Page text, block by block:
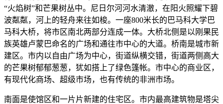
“火焰树”和芒果树丛中。尼日尔河河水清澈，在阳火照耀下碧
波粼粼，河上的轻舟来往如梭。一座800米长的巴马科大学巴
马科大桥，将市区南北两部分连成一体。大桥北侧是以刚果民
族英雄卢蒙巴命名的广场和通往市中心的大道。桥南是城市新
建区。市内以自由广场为中心，街道纵横交错，街道两侧高大
的芒果树郁郁葱葱，犹如搭上了绿色篷帐。市中心的商业区，
有现代化商场、超级市场，也有传统的非洲市场。
南面是使馆区和一片片新建的住宅区。市内最高建筑物是塔尖